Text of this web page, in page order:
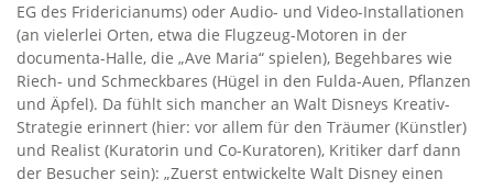
EG des Fridericianums) oder Audio- und Video-Installationen
(an vielerlei Orten, etwa die Flugzeug-Motoren in der
documenta-Halle, die „Ave Maria“ spielen), Begehbares wie
Riech- und Schmeckbares (Hügel in den Fulda-Auen, Pflanzen
und Äpfel). Da fühlt sich mancher an Walt Disneys Kreativ-
Strategie erinnert (hier: vor allem für den Träumer (Künstler)
und Realist (Kuratorin und Co-Kuratoren), Kritiker darf dann
der Besucher sein): „Zuerst entwickelte Walt Disney einen